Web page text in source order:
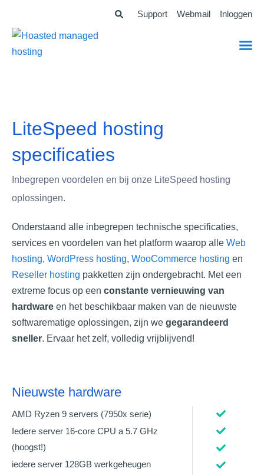
inhoud
Support Webmail Inloggen
LiteSpeed hosting
specificaties
Inbegrepen voordelen en bij onze LiteSpeed hosting
oplossingen.
Onderstaand alle inbegrepen technische specificaties,
services en voordelen van het platform waarop alle Web
hosting, WordPress hosting, WooCommerce hosting en
Reseller hosting pakketten zijn ondergebracht. Met een
extreme focus op een constante vernieuwing van
hardware en het beschikbaar maken van de nieuwste
softwarematige oplossingen, zijn we gegarandeerd
sneller. Ervaar het zelf, volledig vrijblijvend!
Nieuwste hardware
AMD Ryzen 9 servers (7950x serie)
Iedere server 16-core CPU a 5.7 GHz
(hoogst!)
iedere server 128GB werkgeheugen